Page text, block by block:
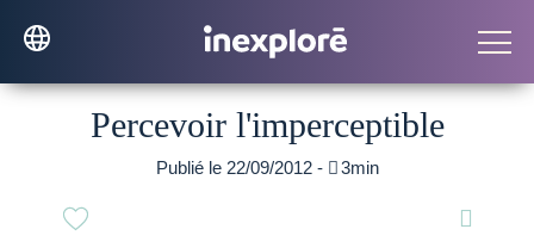
Percevoir l'imperceptible
Publié le 22/09/2012 - 3min
